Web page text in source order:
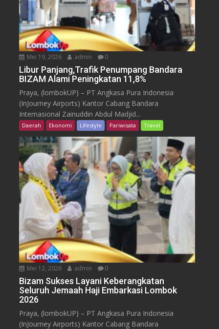
Mei 19, 2026 admin 0
Libur Panjang,Trafik Penumpang Bandara
BIZAM Alami Peningkatan 11,8%
Praya, (lombokUP) – PT Angkasa Pura Indonesia
(InJourney Airports) Kantor Cabang Bandara
Internasional Zainuddin Abdul Madjid...
Daerah Ekonomi Lifestyle Pariwisata Travel
Mei 12, 2026 admin 0
Bizam Sukses Layani Keberangkatan
Seluruh Jemaah Haji Embarkasi Lombok
2026
Praya, (lombokUP) – PT Angkasa Pura Indonesia
(InJourney Airports) Kantor Cabang Bandara